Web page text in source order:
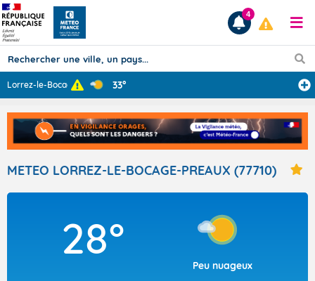
Prévisions
TOUS LES RÉSULTATS
Articles
4
Lorrez-le-Bocag... 33°
METEO LORREZ-LE-BOCAGE-PREAUX (77710)
28°
Peu nuageux